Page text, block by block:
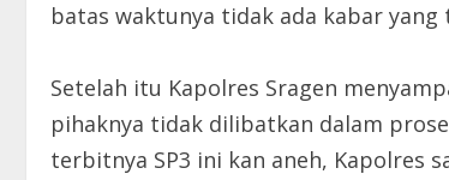
batas waktunya tidak ada kabar
Setelah itu Kapolres Sragen
pihaknya tidak dilibatkan dalam
terbitnya SP3 ini kan aneh, Kapolres